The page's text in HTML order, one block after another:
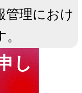
管理におけ
し